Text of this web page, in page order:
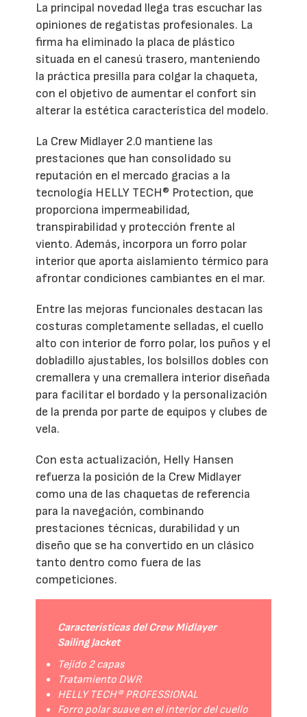
La principal novedad llega tras escuchar las
opiniones de regatistas profesionales. La
firma ha eliminado la placa de plástico
situada en el canesú trasero, manteniendo
la práctica presilla para colgar la chaqueta,
con el objetivo de aumentar el confort sin
alterar la estética característica del modelo.
La Crew Midlayer 2.0 mantiene las
prestaciones que han consolidado su
reputación en el mercado gracias a la
tecnología HELLY TECH® Protection, que
proporciona impermeabilidad,
transpirabilidad y protección frente al
viento. Además, incorpora un forro polar
interior que aporta aislamiento térmico para
afrontar condiciones cambiantes en el mar.
Entre las mejoras funcionales destacan las
costuras completamente selladas, el cuello
alto con interior de forro polar, los puños y el
dobladillo ajustables, los bolsillos dobles con
cremallera y una cremallera interior diseñada
para facilitar el bordado y la personalización
de la prenda por parte de equipos y clubes de
vela.
Con esta actualización, Helly Hansen
refuerza la posición de la Crew Midlayer
como una de las chaquetas de referencia
para la navegación, combinando
prestaciones técnicas, durabilidad y un
diseño que se ha convertido en un clásico
tanto dentro como fuera de las
competiciones.
Características del Crew Midlayer
Sailing Jacket
Tejido 2 capas
Tratamiento DWR
HELLY TECH® PROFESSIONAL
Forro polar suave en el interior del cuello